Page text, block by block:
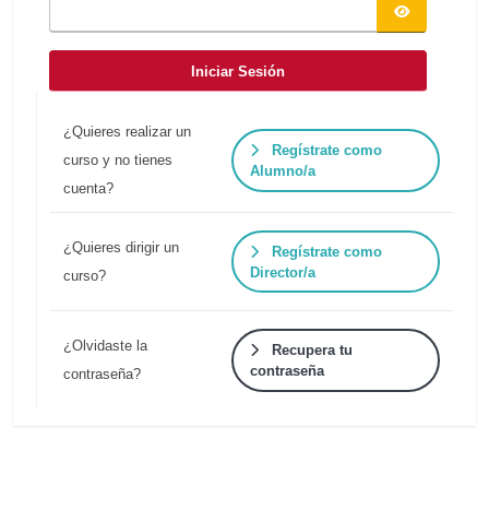
Iniciar Sesión
¿Quieres realizar un
curso y no tienes
cuenta?
Regístrate como
Alumno/a
¿Quieres dirigir un
curso?
Regístrate como
Director/a
¿Olvidaste la
contraseña?
Recupera tu
contraseña